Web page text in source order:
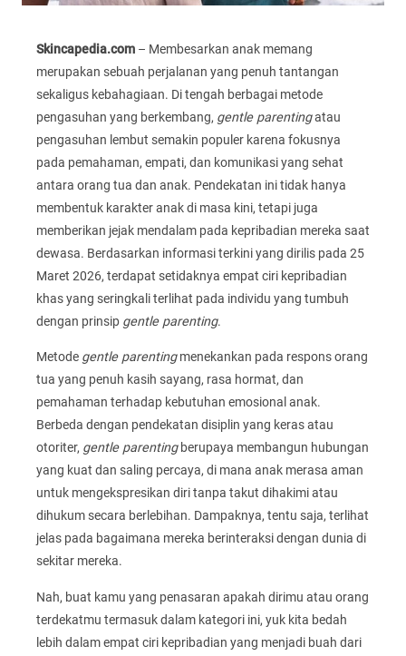
Skincapedia.com – Membesarkan anak memang
merupakan sebuah perjalanan yang penuh tantangan
sekaligus kebahagiaan. Di tengah berbagai metode
pengasuhan yang berkembang, gentle parentingatau
pengasuhan lembut semakin populer karena fokusnya
pada pemahaman, empati, dan komunikasi yang sehat
antara orang tua dan anak. Pendekatan ini tidak hanya
membentuk karakter anak di masa kini, tetapi juga
memberikan jejak mendalam pada kepribadian mereka saat
dewasa. Berdasarkan informasi terkini yang dirilis pada 25
Maret 2026, terdapat setidaknya empat ciri kepribadian
khas yang seringkali terlihat pada individu yang tumbuh
dengan prinsip gentle parenting.
Metode gentle parentingmenekankan pada respons orang
tua yang penuh kasih sayang, rasa hormat, dan
pemahaman terhadap kebutuhan emosional anak.
Berbeda dengan pendekatan disiplin yang keras atau
otoriter, gentle parentingberupaya membangun hubungan
yang kuat dan saling percaya, di mana anak merasa aman
untuk mengekspresikan diri tanpa takut dihakimi atau
dihukum secara berlebihan. Dampaknya, tentu saja, terlihat
jelas pada bagaimana mereka berinteraksi dengan dunia di
sekitar mereka.
Nah, buat kamu yang penasaran apakah dirimu atau orang
terdekatmu termasuk dalam kategori ini, yuk kita bedah
lebih dalam empat ciri kepribadian yang menjadi buah dari